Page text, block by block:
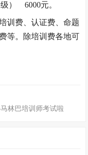
） 6000元。
训费、认证费、命题
等。除培训费各地可
林巴培训师考试啦